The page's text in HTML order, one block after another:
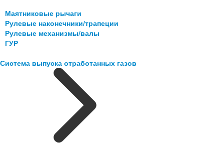
Маятниковые рычаги
Рулевые наконечники/трапеции
Рулевые механизмы/валы
ГУР
Система выпуска отработанных газов